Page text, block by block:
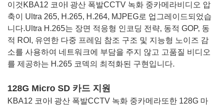
이것 KBA12 코아 l 광산 폭발CCTV 녹화 중카메라비디오 압
축이 Ultra 265, H.265, H.264, MJPEG로 업그레이드되었습
니다.Ultra H.265는 장면 적응형 인코딩 전략, 동적 GOP, 동
적 ROI, 유연한 다중 프레임 참조 구조 및 지능형 노이즈 감
소를 사용하여 네트워크에 부담을 주지 않고 고품질 비디오
를 제공하는 H.265 코덱의 최적화된 구현입니다.
128G Micro SD 카드 지원
KBA12 코아 l 광산 폭발CCTV 녹화 중카메라또한 128G 마